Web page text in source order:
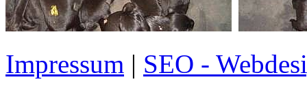
Impressum | SEO -